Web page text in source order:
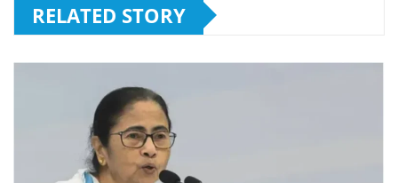
RELATED STORY